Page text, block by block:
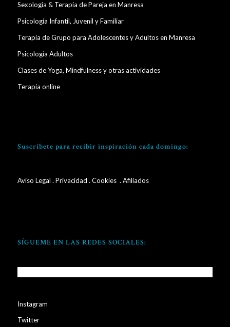
Sexología & Terapia de Pareja en Manresa
Psicología Infantil, Juvenil y Familiar
Terapia de Grupo para Adolescentes y Adultos en Manresa
Psicología Adultos
Clases de Yoga, Mindfulness y otras actividades
Terapia online
Suscríbete para recibir inspiración cada domingo:
Aviso Legal . Privacidad . Cookies. Afiliados
SÍGUEME EN LAS REDES SOCIALES:
Instagram
Twitter